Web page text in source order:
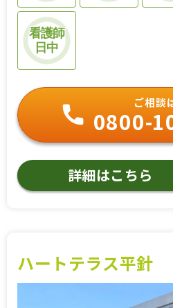
看護師
日中
ご相談
0800-
詳細はこちら
ハートテラス平針